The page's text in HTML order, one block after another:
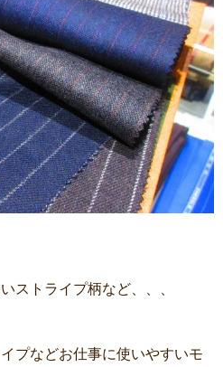
ストライプ柄など、、、
プなどお仕事に使いやすいモ